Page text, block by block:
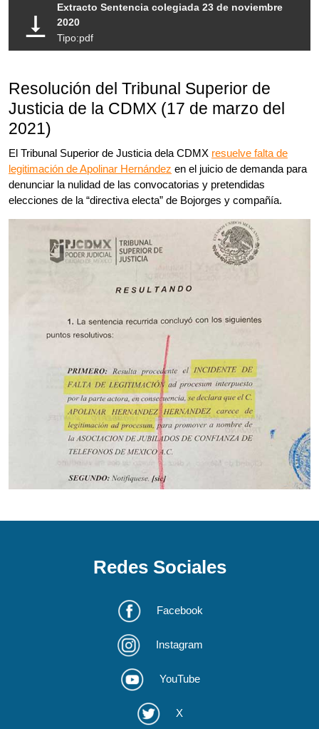
Extracto Sentencia colegiada 23 de noviembre
2020
Tipo:pdf
Resolución del Tribunal Superior de
Justicia de la CDMX (17 de marzo del
2021)
El Tribunal Superior de Justicia dela CDMX resuelve falta de
legitimación de Apolinar Hernández en el juicio de demanda para
denunciar la nulidad de las convocatorias y pretendidas
elecciones de la “directiva electa” de Bojorges y compañía.
Redes Sociales
Facebook
Instagram
YouTube
X